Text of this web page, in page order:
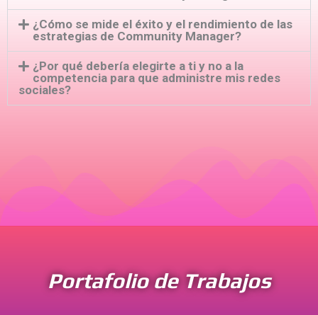
¿Cómo se mide el éxito y el rendimiento de las
estrategias de Community Manager?
¿Por qué debería elegirte a ti y no a la
competencia para que administre mis redes
sociales?
Portafolio de Trabajos